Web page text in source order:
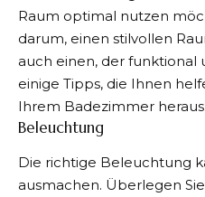
Raum optimal nutzen
darum, einen stilvollen
auch einen, der funktional
einige Tipps, die Ihnen
Ihrem Badezimmer
Beleuchtung
Die richtige Beleuchtung
ausmachen. Überlegen